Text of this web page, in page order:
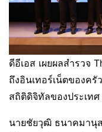
ดีอีเอส เผยผลสำรวจ
ถึงอินเทอร์เน็ตของค
สถิติดิจิทัลของประเท
นายชัยวุฒิ ธนาคมานุ